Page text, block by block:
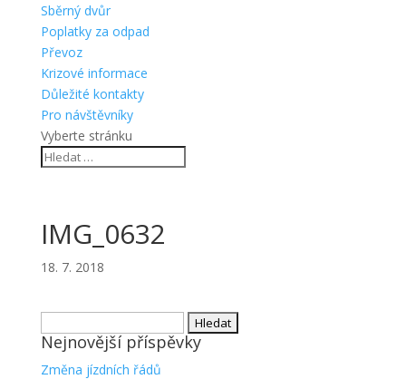
Sběrný dvůr
Poplatky za odpad
Převoz
Krizové informace
Důležité kontakty
Pro návštěvníky
Vyberte stránku
IMG_0632
18. 7. 2018
Nejnovější příspěvky
Změna jízdních řádů